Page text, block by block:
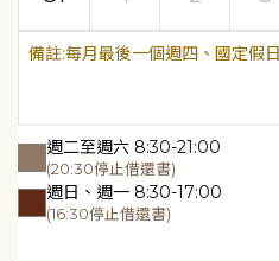
每月最後一個週四、國定假日
週二至週六 8:30-21:00
(20:30停止借還書)
週日、週一 8:30-17:00
(16:30停止借還書)